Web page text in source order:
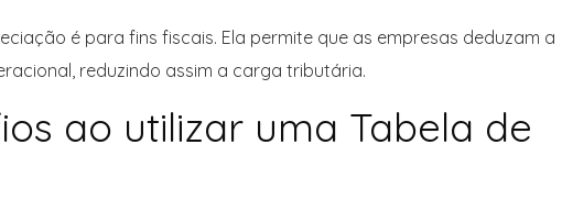
é para fins fiscais. Ela permite que as empresas deduzam a
reduzindo assim a carga tributária.
ao utilizar uma Tabela de